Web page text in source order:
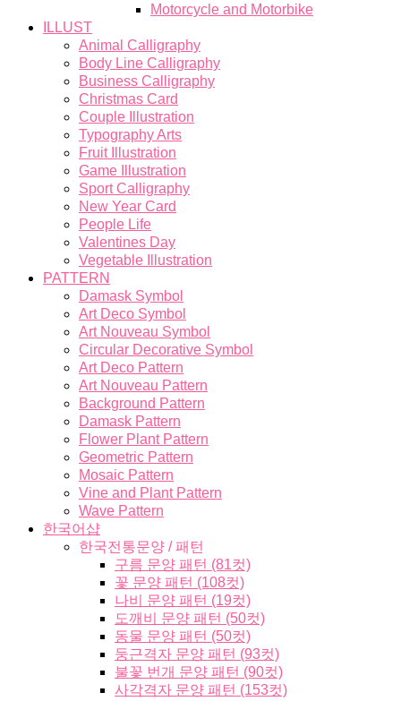
Motorcycle and Motorbike
ILLUST
Animal Calligraphy
Body Line Calligraphy
Business Calligraphy
Christmas Card
Couple Illustration
Typography Arts
Fruit Illustration
Game Illustration
Sport Calligraphy
New Year Card
People Life
Valentines Day
Vegetable Illustration
PATTERN
Damask Symbol
Art Deco Symbol
Art Nouveau Symbol
Circular Decorative Symbol
Art Deco Pattern
Art Nouveau Pattern
Background Pattern
Damask Pattern
Flower Plant Pattern
Geometric Pattern
Mosaic Pattern
Vine and Plant Pattern
Wave Pattern
한국어샵
한국전통문양 / 패턴
구름 문양 패턴 (81컷)
꽃 문양 패턴 (108컷)
나비 문양 패턴 (19컷)
도깨비 문양 패턴 (50컷)
동물 문양 패턴 (50컷)
둥근격자 문양 패턴 (93컷)
불꽃 번개 문양 패턴 (90컷)
사각격자 문양 패턴 (153컷)